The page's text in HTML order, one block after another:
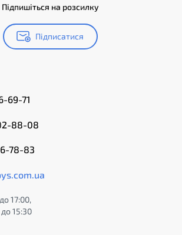
Підпишіться на розсилку
Підписатися
69-71
88-08
78-83
17:00,
15:30